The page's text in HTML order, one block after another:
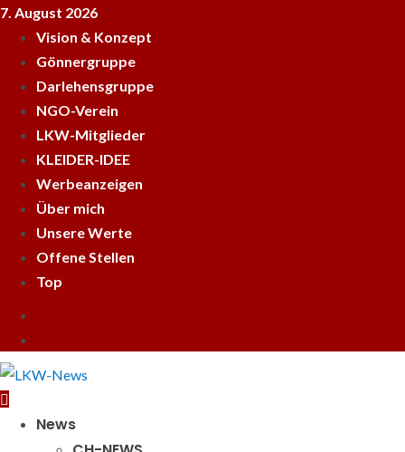
Skip
content
7. August 2026
Vision & Konzept
Gönnergruppe
Darlehensgruppe
NGO-Verein
LKW-Mitglieder
KLEIDER-IDEE
Werbeanzeigen
Über mich
Unsere Werte
Offene Stellen
Top
MenuNews